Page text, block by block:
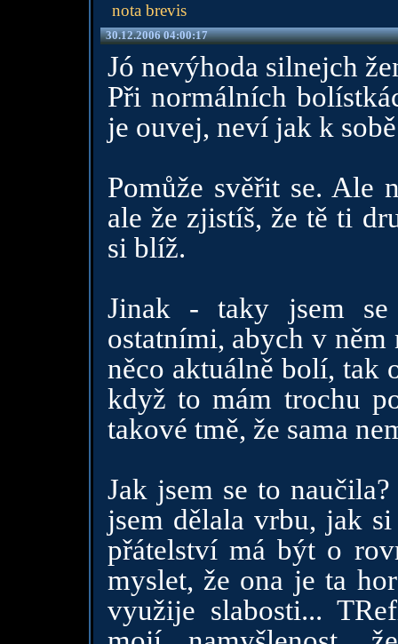
nota brevis
30.12.2006 04:00:17
Jó nevýhoda silnejch
Při normálních
je ouvej, neví jak k
Pomůže svěřit se. Ale
ale že zjistíš, že tě ti
si blíž.
Jinak - taky jsem
ostatními, abych v něm
něco aktuálně bolí, tak
když to mám trochu
takové tmě, že sama
Jak jsem se to
jsem dělala vrbu, jak
přátelství má být o
myslet, že ona je ta
využije slabosti...